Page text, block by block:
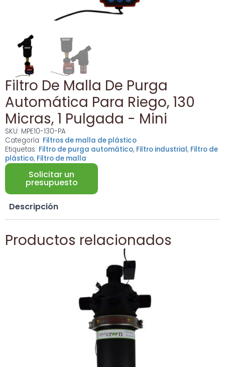
Filtro De Malla De Purga
Automática Para Riego, 130
Micras, 1 Pulgada - Mini
SKU: MPE10-130-PA
Categoría: Filtros de malla de plástico
Etiquetas: Filtro de purga automático, Filtro industrial, Filtro de
plástico, Filtro de malla
Solicitar un
presupuesto
Descripción
Productos relacionados